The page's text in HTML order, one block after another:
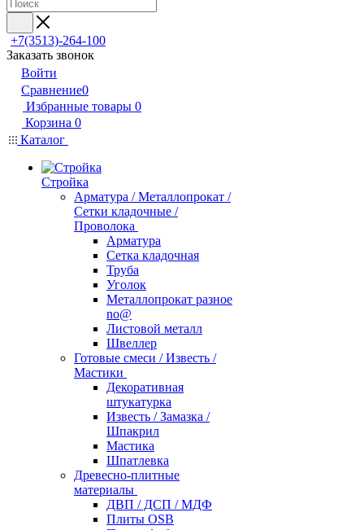
+7(3513)-264-100
Заказать звонок
Войти
Сравнение0
Избранные товары 0
Корзина 0
Каталог
Стройка
Арматура / Металлопрокат /
Сетки кладочные /
Проволока
Арматура
Сетка кладочная
Труба
Уголок
Металлопрокат разное
no@
Листовой металл
Швеллер
Готовые смеси / Известь /
Мастики
Декоративная
штукатурка
Известь / Замазка /
Шпакрил
Мастика
Шпатлевка
Древесно-плитные
материалы
ДВП / ДСП / МДФ
Плиты OSB